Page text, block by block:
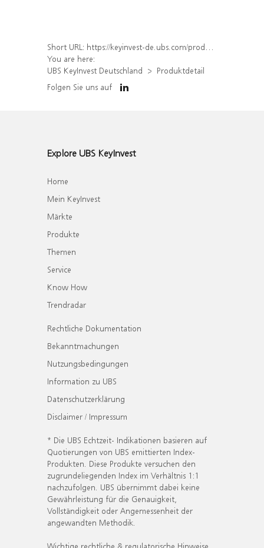
Short URL: https://keyinvest-de.ubs.com/produkt/detail/index/isin/DE000WA8M662
You are here:
UBS KeyInvest Deutschland
Produktdetail
Folgen Sie uns auf
Explore UBS KeyInvest
Home
Mein KeyInvest
Märkte
Produkte
Themen
Service
Know How
Trendradar
Rechtliche Dokumentation
Bekanntmachungen
Nutzungsbedingungen
Information zu UBS
Datenschutzerklärung
Disclaimer / Impressum
* Die UBS Echtzeit- Indikationen basieren auf
Quotierungen von UBS emittierten Index-
Produkten. Diese Produkte versuchen den
zugrundeliegenden Index im Verhältnis 1:1
nachzufolgen. UBS übernimmt dabei keine
Gewährleistung für die Genauigkeit,
Vollständigkeit oder Angemessenheit der
angewandten Methodik.